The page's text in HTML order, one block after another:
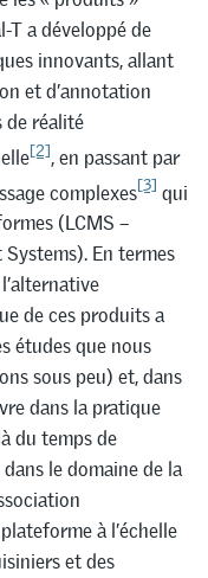
T a développé de
innovants, allant
et d’annotation
de réalité
[2], en passant par
complexes[3] qui
(LCMS –
En termes
de ces produits a
études que nous
sous peu) et, dans
dans la pratique
du temps de
le domaine de la
à l’échelle
et des